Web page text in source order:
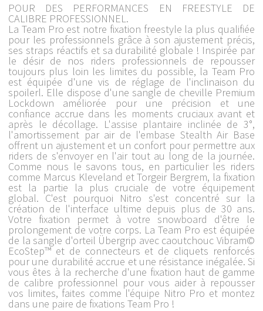
POUR DES PERFORMANCES EN FREESTYLE DE
CALIBRE PROFESSIONNEL.
La Team Pro est notre fixation freestyle la plus qualifiée
pour les professionnels grâce à son ajustement précis,
ses straps réactifs et sa durabilité globale ! Inspirée par
le désir de nos riders professionnels de repousser
toujours plus loin les limites du possible, la Team Pro
est équipée d'une vis de réglage de l'inclinaison du
spoilerl. Elle dispose d'une sangle de cheville Premium
Lockdown améliorée pour une précision et une
confiance accrue dans les moments cruciaux avant et
après le décollage. L'assise plantaire inclinée de 3°,
l'amortissement par air de l'embase Stealth Air Base
offrent un ajustement et un confort pour permettre aux
riders de s'envoyer en l'air tout au long de la journée.
Comme nous le savons tous, en particulier les riders
comme Marcus Kleveland et Torgeir Bergrem, la fixation
est la partie la plus cruciale de votre équipement
global. C'est pourquoi Nitro s'est concentré sur la
création de l'interface ultime depuis plus de 30 ans.
Votre fixation permet à votre snowboard d'être le
prolongement de votre corps. La Team Pro est équipée
de la sangle d'orteil Übergrip avec caoutchouc Vibram©
EcoStep™ et de connecteurs et de cliquets renforcés
pour une durabilité accrue et une résistance inégalée. Si
vous êtes à la recherche d'une fixation haut de gamme
de calibre professionnel pour vous aider à repousser
vos limites, faites comme l'équipe Nitro Pro et montez
dans une paire de fixations Team Pro !